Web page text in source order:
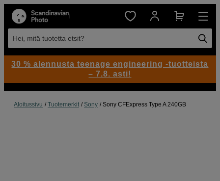
Hei, mitä tuotetta etsit?
Aloitussivu Tuotemerkit Sony Sony CFExpress Type A 240GB
30 % alennusta teenage engineering -tuotteista
– 7.8. asti!